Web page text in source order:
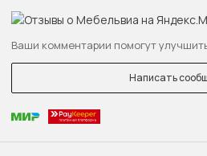
Ваши комментарии помогут
Написать